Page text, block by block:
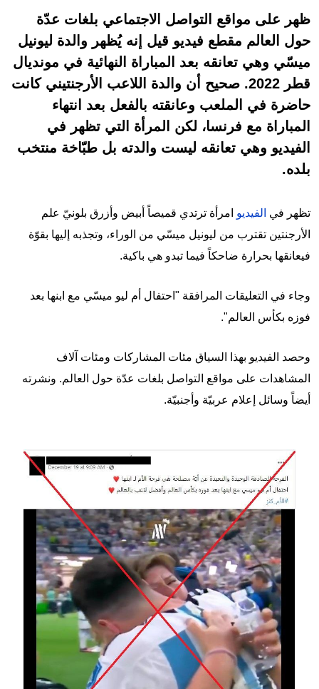
ظهر على مواقع التواصل الاجتماعي بلغات عدّة
حول العالم مقطع فيديو قيل إنه يُظهر والدة ليونيل
ميسّي وهي تعانقه بعد المباراة النهائية في مونديال
قطر 2022. صحيح أن والدة اللاعب الأرجنتيني كانت
حاضرة في الملعب وعانقته بالفعل بعد انتهاء
المباراة مع فرنسا، لكن المرأة التي تظهر في
الفيديو وهي تعانقه ليست والدته بل طبّاخة منتخب
بلده.
تظهر في الفيديو امرأة ترتدي قميصاً أبيض وأزرق بلونيّ علم
الأرجنتين تقترب من ليونيل ميسّي من الوراء، وتجذبه إليها بقوّة
فيعانقها بحرارة ضاحكاً فيما تبدو هي باكية.
وجاء في التعليقات المرافقة "احتفال أم ليو ميسّي مع ابنها بعد
فوزه بكأس العالم".
وحصد الفيديو بهذا السياق مئات المشاركات ومئات آلاف
المشاهدات على مواقع التواصل بلغات عدّة حول العالم. ونشرته
أيضاً وسائل إعلام عربيّة وأجنبيّة.
Image